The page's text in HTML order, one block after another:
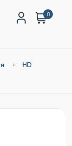
0
HD